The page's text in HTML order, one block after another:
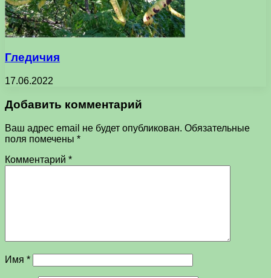
Гледичия
17.06.2022
Добавить комментарий
Ваш адрес email не будет опубликован. Обязательные
поля помечены *
Комментарий *
Имя *